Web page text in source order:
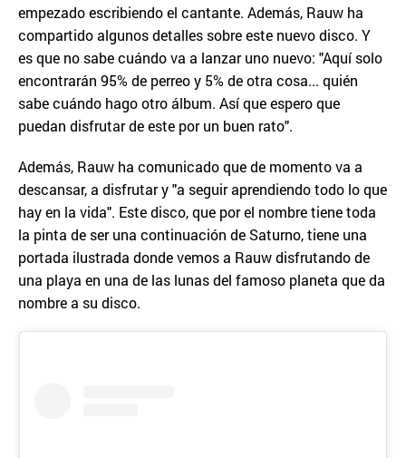
empezado escribiendo el cantante. Además, Rauw ha
compartido algunos detalles sobre este nuevo disco. Y
es que no sabe cuándo va a lanzar uno nuevo: "Aquí solo
encontrarán 95% de perreo y 5% de otra cosa... quién
sabe cuándo hago otro álbum. Así que espero que
puedan disfrutar de este por un buen rato".
Además, Rauw ha comunicado que de momento va a
descansar, a disfrutar y "a seguir aprendiendo todo lo que
hay en la vida". Este disco, que por el nombre tiene toda
la pinta de ser una continuación de Saturno, tiene una
portada ilustrada donde vemos a Rauw disfrutando de
una playa en una de las lunas del famoso planeta que da
nombre a su disco.